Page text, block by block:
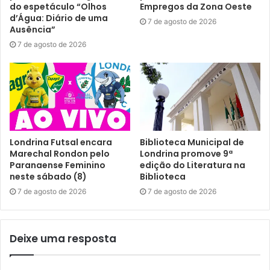
urbana do município (totalizando 1.014 armadilhas) para
monitoramento entomológico; borrifação intradomiciliar
em áreas como terminais rodoviários e Unidades Básicas
de Saúde (UBS), e UBV costal, ou seja, a nebulização de
inseticida, especialmente em bloqueios de casos
notificados. O monitoramento georreferenciado para
mapear casos e direcionar intervenções, de forma mais
eficiente, também reforça a mobilização municipal
Nesse escopo ainda há as campanhas educativas
articuladas e desenvolvidas em unidades de saúde,
comércios e locais de grande circulação, sensibilizando a
população sobre práticas preventivas. Essa prática
abrange feiras de saúde, distribuição de materiais
informativos, visitas domiciliares de conscientização,
exposições educativas, entre outras abordagens.
do espetáculo “Olhos
d’Água: Diário de uma
Ausência”
7 de agosto de 2026
Empregos da Zona Oeste
7 de agosto de 2026
Londrina Futsal encara
Marechal Rondon pelo
Paranaense Feminino
neste sábado (8)
7 de agosto de 2026
Biblioteca Municipal de
Londrina promove 9ª
edição do Literatura na
Biblioteca
7 de agosto de 2026
Deixe uma resposta